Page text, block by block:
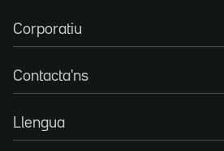
Corporatiu
Contacta'ns
Llengua